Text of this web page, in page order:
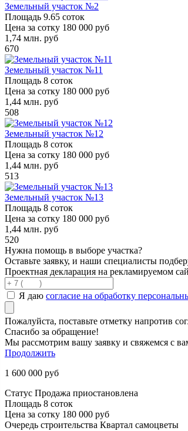
Земельный участок №2
Площадь 9.65 соток
Цена за сотку 180 000 руб
1,74 млн. руб
670
Земельный участок №11
Площадь 8 соток
Цена за сотку 180 000 руб
1,44 млн. руб
508
Земельный участок №12
Площадь 8 соток
Цена за сотку 180 000 руб
1,44 млн. руб
513
Земельный участок №13
Площадь 8 соток
Цена за сотку 180 000 руб
1,44 млн. руб
520
Нужна помощь в выборе участка?
Оставьте заявку, и наши специалисты
Проектная декларация на рекламируемом
Я даю согласие на обработку
Пожалуйста, поставьте отметку напротив
Спасибо за обращение!
Мы рассмотрим вашу заявку и свяжемся с
Продолжить
1 600 000 руб
Статус Продажа приостановлена
Площадь 8 соток
Цена за сотку 180 000 руб
Очередь строительства Квартал самоцветы